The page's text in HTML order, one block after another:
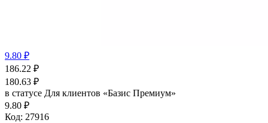
9.80 ₽
186.22 ₽
180.63 ₽
в статусе Для клиентов «Базис Премиум»
9.80 ₽
Код: 27916